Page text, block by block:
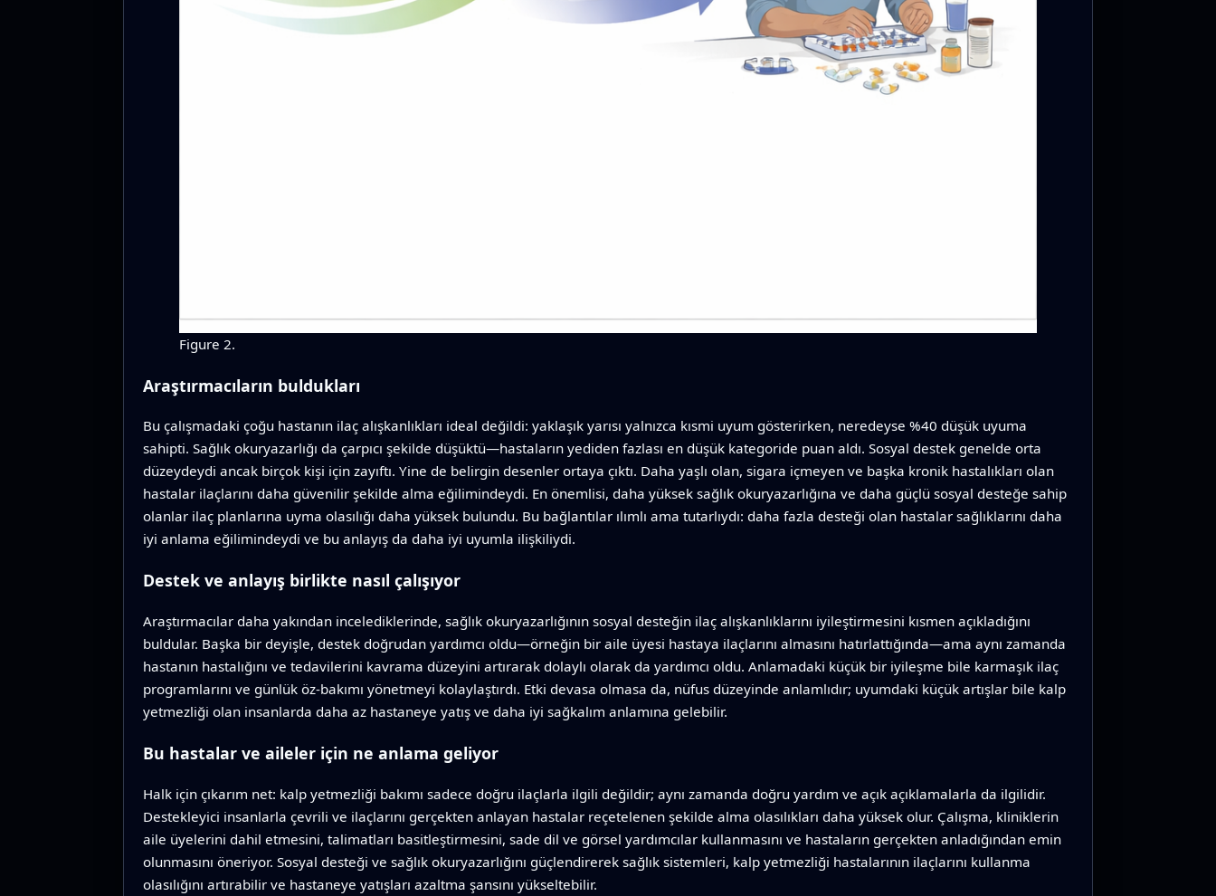
Figure 2.
Araştırmacıların buldukları
Bu çalışmadaki çoğu hastanın ilaç alışkanlıkları ideal değildi: yaklaşık yarısı yalnızca kısmi uyum gösterirken, neredeyse %40 düşük uyuma
sahipti. Sağlık okuryazarlığı da çarpıcı şekilde düşüktü—hastaların yediden fazlası en düşük kategoride puan aldı. Sosyal destek genelde orta
düzeydeydi ancak birçok kişi için zayıftı. Yine de belirgin desenler ortaya çıktı. Daha yaşlı olan, sigara içmeyen ve başka kronik hastalıkları olan
hastalar ilaçlarını daha güvenilir şekilde alma eğilimindeydi. En önemlisi, daha yüksek sağlık okuryazarlığına ve daha güçlü sosyal desteğe sahip
olanlar ilaç planlarına uyma olasılığı daha yüksek bulundu. Bu bağlantılar ılımlı ama tutarlıydı: daha fazla desteği olan hastalar sağlıklarını daha
iyi anlama eğilimindeydi ve bu anlayış da daha iyi uyumla ilişkiliydi.
Destek ve anlayış birlikte nasıl çalışıyor
Araştırmacılar daha yakından incelediklerinde, sağlık okuryazarlığının sosyal desteğin ilaç alışkanlıklarını iyileştirmesini kısmen açıkladığını
buldular. Başka bir deyişle, destek doğrudan yardımcı oldu—örneğin bir aile üyesi hastaya ilaçlarını almasını hatırlattığında—ama aynı zamanda
hastanın hastalığını ve tedavilerini kavrama düzeyini artırarak dolaylı olarak da yardımcı oldu. Anlamadaki küçük bir iyileşme bile karmaşık ilaç
programlarını ve günlük öz-bakımı yönetmeyi kolaylaştırdı. Etki devasa olmasa da, nüfus düzeyinde anlamlıdır; uyumdaki küçük artışlar bile kalp
yetmezliği olan insanlarda daha az hastaneye yatış ve daha iyi sağkalım anlamına gelebilir.
Bu hastalar ve aileler için ne anlama geliyor
Halk için çıkarım net: kalp yetmezliği bakımı sadece doğru ilaçlarla ilgili değildir; aynı zamanda doğru yardım ve açık açıklamalarla da ilgilidir.
Destekleyici insanlarla çevrili ve ilaçlarını gerçekten anlayan hastalar reçetelenen şekilde alma olasılıkları daha yüksek olur. Çalışma, kliniklerin
aile üyelerini dahil etmesini, talimatları basitleştirmesini, sade dil ve görsel yardımcılar kullanmasını ve hastaların gerçekten anladığından emin
olunmasını öneriyor. Sosyal desteği ve sağlık okuryazarlığını güçlendirerek sağlık sistemleri, kalp yetmezliği hastalarının ilaçlarını kullanma
olasılığını artırabilir ve hastaneye yatışları azaltma şansını yükseltebilir.